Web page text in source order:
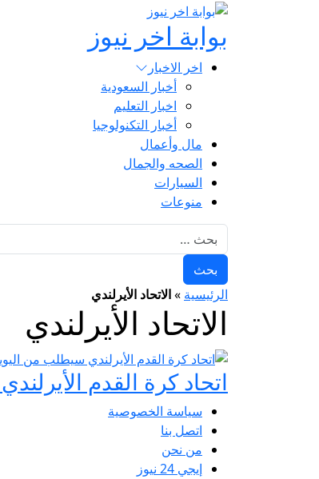
بوابة اخر نيوز
اخر الاخبار
أخبار السعودية
اخبار التعليم
أخبار التكنولوجيا
مال وأعمال
الصحه والجمال
السيارات
منوعات
الرئيسية »الاتحاد الأيرلندي
الاتحاد الأيرلندي
اتحاد كرة القدم
سياسة الخصوصية
اتصل بنا
من نحن
إيجي 24 نيوز